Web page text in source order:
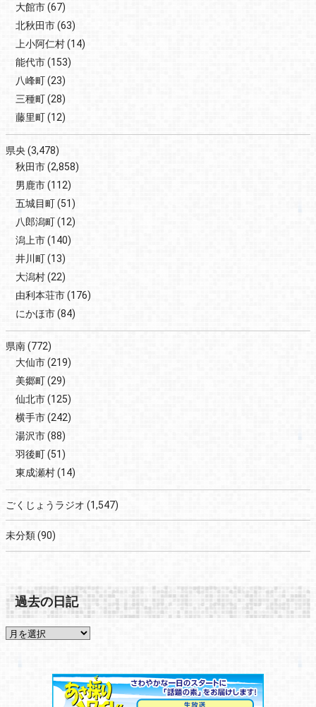
大館市(67)
北秋田市(63)
上小阿仁村(14)
能代市(153)
八峰町(23)
三種町(28)
藤里町(12)
県央(3,478)
秋田市(2,858)
男鹿市(112)
五城目町(51)
八郎潟町(12)
潟上市(140)
井川町(13)
大潟村(22)
由利本荘市(176)
にかほ市(84)
県南(772)
大仙市(219)
美郷町(29)
仙北市(125)
横手市(242)
湯沢市(88)
羽後町(51)
東成瀬村(14)
ごくじょうラジオ (1,547)
未分類(90)
過去の日記